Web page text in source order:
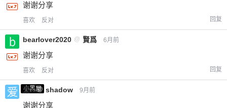
谢谢分享
喜欢 反对 回复
bearlover2020 @ 賢爲 6月前
谢谢分享
喜欢 反对 回复
小黑屋
爱X @ shadow 9月前
谢谢分享